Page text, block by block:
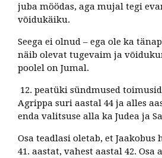
juba möödas, aga mujal tegi
võidukäiku.
Seega ei olnud – ega ole ka
näib olevat tugevaim ja
poolel on Jumal.
12. peatüki sündmused
Agrippa suri aastal 44 ja alles
enda valitsuse alla ka Judea ja
Osa teadlasi oletab, et
41. aastat, vahest aastal 42. Osa